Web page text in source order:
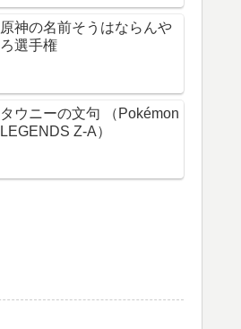
原神の名前そうはならんや
ろ選手権
タウニーの文句 （Pokémon
LEGENDS Z-A）